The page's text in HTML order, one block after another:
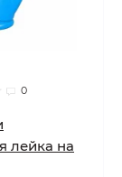
0
лейка на